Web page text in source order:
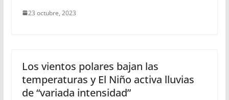
23 octubre, 2023
Los vientos polares bajan las
temperaturas y El Niño activa lluvias
de “variada intensidad”